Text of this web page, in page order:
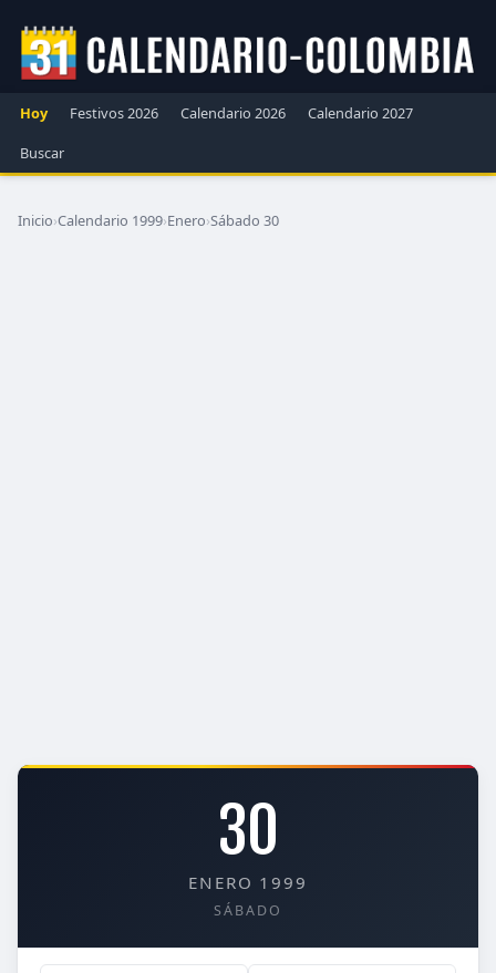
Hoy Festivos 2026 Calendario 2026
Calendario 2027
Buscar
Inicio›Calendario 1999›Enero›Sábado 30
30
ENERO 1999
SÁBADO